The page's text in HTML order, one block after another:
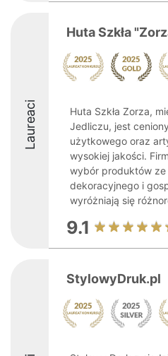
Laureaci
Huta Szkła
Huta Szkła Zorza,
Jedliczu, jest
użytkowego oraz
wysokiej jakości.
wybór produktów ze
dekoracyjnego i
wyróżniają się
9.1
StylowyDruk.pl